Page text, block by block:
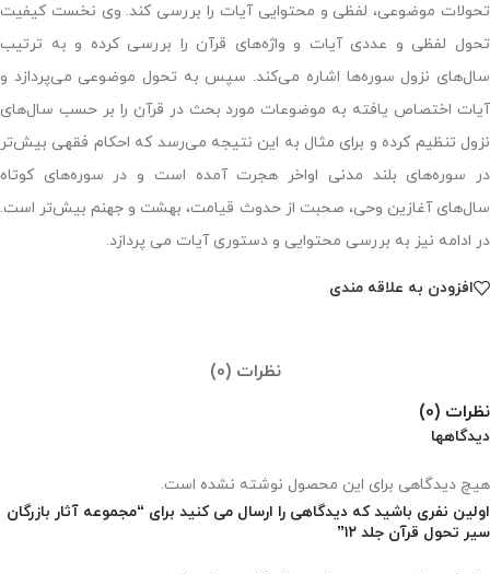
تحولات موضوعی، لفظی و محتوایی آیات را بررسی کند. وی نخست کیفیت
تحول لفظی و عدد‌ی آیات و واژه‌های قرآن را بررسی کرده و به ترتیب
سال‌های نزول سوره‌ها اشاره می‌کند. سپس به تحول موضوعی می‌پردازد و
آیات اختصاص یافته به موضوعات مورد بحث در قرآن را بر حسب سال‌های
نزول تنظیم کرده و برای مثال به این نتیجه می‌رسد که احکام فقهی بیش‌تر
در سوره‌های بلند مدنی اواخر هجرت آمده است و در سوره‌های کوتاه
سال‌های آغازین وحی، صحبت از حدوث قیامت، بهشت و جهنم بیش‌تر است.
در ادامه نیز به بررسی محتوایی و دستوری آیات می ‌پردازد.
افزودن به علاقه مندی
نظرات (0)
نظرات (0)
دیدگاهها
هیچ دیدگاهی برای این محصول نوشته نشده است.
اولین نفری باشید که دیدگاهی را ارسال می کنید برای “مجموعه آثار بازرگان
سیر تحول قرآن جلد ۱۲”